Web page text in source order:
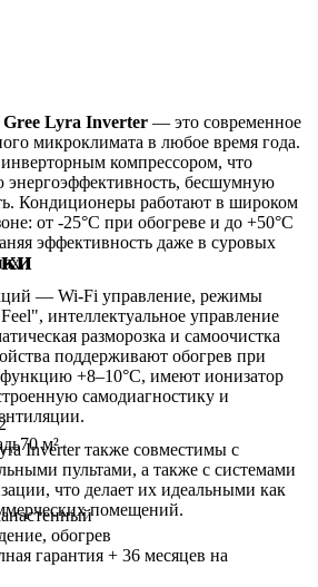
Gree Lyra Inverter — это современное
микроклимата в любое время года.
компрессором, что
энергоэффективность, бесшумную
Кондиционеры работают в широком
от -25°C при обогреве и до +50°C
эффективность даже в суровых
— Wi-Fi управление, режимы
интеллектуальное управление
разморозка и самоочистка
поддерживают обогрев при
+8–10°C, имеют ионизатор
самодиагностику и
Inverter также совместимы с
пультами, а также с системами
что делает их идеальными как
помещений.
70м²
настенный
обогрев
гарантия + 36 месяцев на